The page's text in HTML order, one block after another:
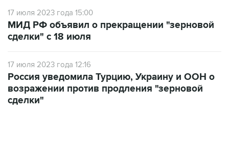
17 июля 2023 года 15:00
МИД РФ объявил о прекращении "зерновой
сделки" с 18 июля
17 июля 2023 года 12:16
Россия уведомила Турцию, Украину и ООН о
возражении против продления "зерновой
сделки"